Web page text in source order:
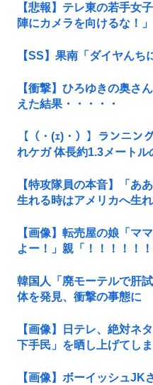
【悲報】テレ東の若手女
陣にカメラを向けるな！
【SS】果南「ダイヤんち
【衝撃】ひろゆきの奥さ
えた結果・・・・・
【（・(ｪ)・）】ランニン
れケガ 体長約1.3メートル
【特攻隊員の本音】「あ
生れる時はアメリカへ生
【画像】転売屋の娘「マ
よー！」親「！！！！！！
韓国人「廃モーテルで肝
体を発見、衝撃の事態に
【画像】日テレ、絶対ネ
下手民」を晒し上げてし
【画像】ボーイッシュJK